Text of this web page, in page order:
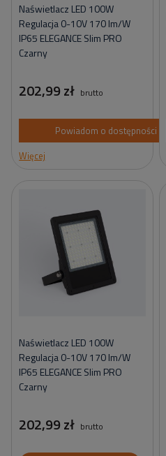
Naświetlacz LED 100W
Regulacja 0-10V 170 lm/W
IP65 ELEGANCE Slim PRO
Czarny
202,99 zł brutto
Powiadom o dostępności
Więcej
Naświetlacz LED 100W
Regulacja 0-10V 170 lm/W
IP65 ELEGANCE Slim PRO
Czarny
202,99 zł brutto